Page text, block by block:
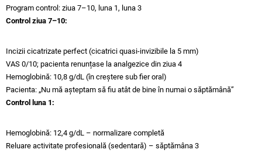
Program control: ziua 7–10, luna 1, luna 3
Control ziua 7–10:
Incizii cicatrizate perfect (cicatrici quasi-invizibile la 5 mm)
VAS 0/10; pacienta renunțase la analgezice din ziua 4
Hemoglobină: 10,8 g/dL (în creștere sub fier oral)
Pacienta: „Nu mă așteptam să fiu atât de bine în numai o săptămână”
Control luna 1:
Hemoglobină: 12,4 g/dL – normalizare completă
Reluare activitate profesională (sedentară) – săptămâna 3